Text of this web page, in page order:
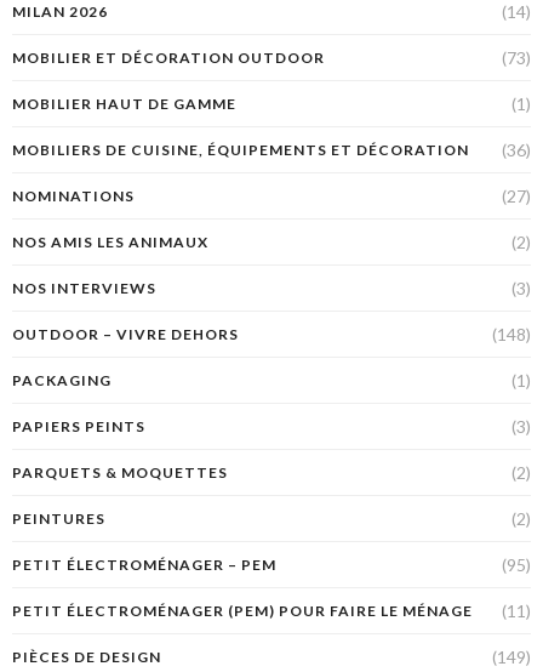
MILAN 2026 (14)
MOBILIER ET DÉCORATION OUTDOOR (73)
MOBILIER HAUT DE GAMME (1)
MOBILIERS DE CUISINE, ÉQUIPEMENTS ET DÉCORATION (36)
NOMINATIONS (27)
NOS AMIS LES ANIMAUX (2)
NOS INTERVIEWS (3)
OUTDOOR – VIVRE DEHORS (148)
PACKAGING (1)
PAPIERS PEINTS (3)
PARQUETS & MOQUETTES (2)
PEINTURES (2)
PETIT ÉLECTROMÉNAGER – PEM (95)
PETIT ÉLECTROMÉNAGER (PEM) POUR FAIRE LE MÉNAGE (11)
PIÈCES DE DESIGN (149)